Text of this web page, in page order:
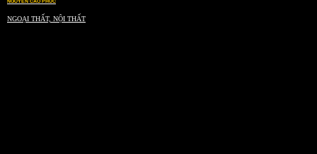
NGUYỄN CAO PHÚC
NGOẠI THẤT, NỘI THẤT